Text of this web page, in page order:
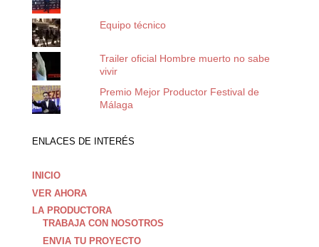
Equipo técnico
Trailer oficial Hombre muerto no sabe
vivir
Premio Mejor Productor Festival de
Málaga
ENLACES DE INTERÉS
INICIO
VER AHORA
LA PRODUCTORA
TRABAJA CON NOSOTROS
ENVIA TU PROYECTO